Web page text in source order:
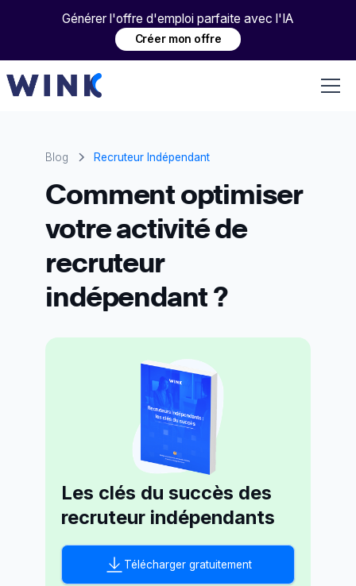
Générer l'offre d'emploi parfaite avec l'IA
Créer mon offre
Blog Recruteur Indépendant
Comment optimiser
votre activité de
recruteur
indépendant ?
Les clés du succès des
recruteur indépendants
Télécharger gratuitement